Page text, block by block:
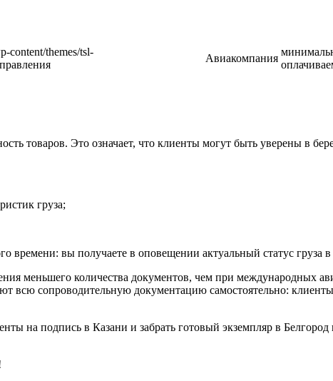
content/themes/tsl-
Авиакомпания
товаров. Это означает, что клиенты могут быть уверены в
груза;
вы получаете в оповещении актуальный статус груза в
меньшего количества документов, чем при международных
сопроводительную документацию самостоятельно:
на подпись в Казани и забрать готовый экземпляр в Белгород